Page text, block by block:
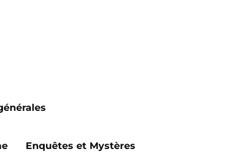
Enquêtes et Mystères